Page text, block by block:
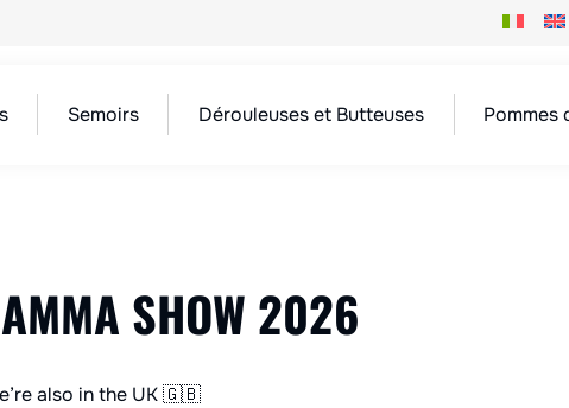
Semoirs Dérouleuses et Butteuses Pommes
SHOW 2026
also in the UK 🇬🇧